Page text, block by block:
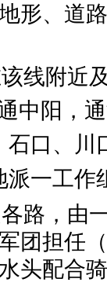
形、道
线附近
通中阳，
石口、川
派一工作
路，由
团担任
头配合